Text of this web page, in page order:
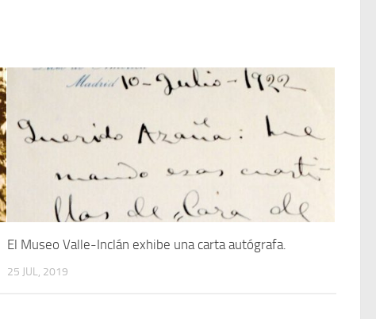
El Museo Valle-Inclán exhibe una carta autógrafa.
25 JUL, 2019